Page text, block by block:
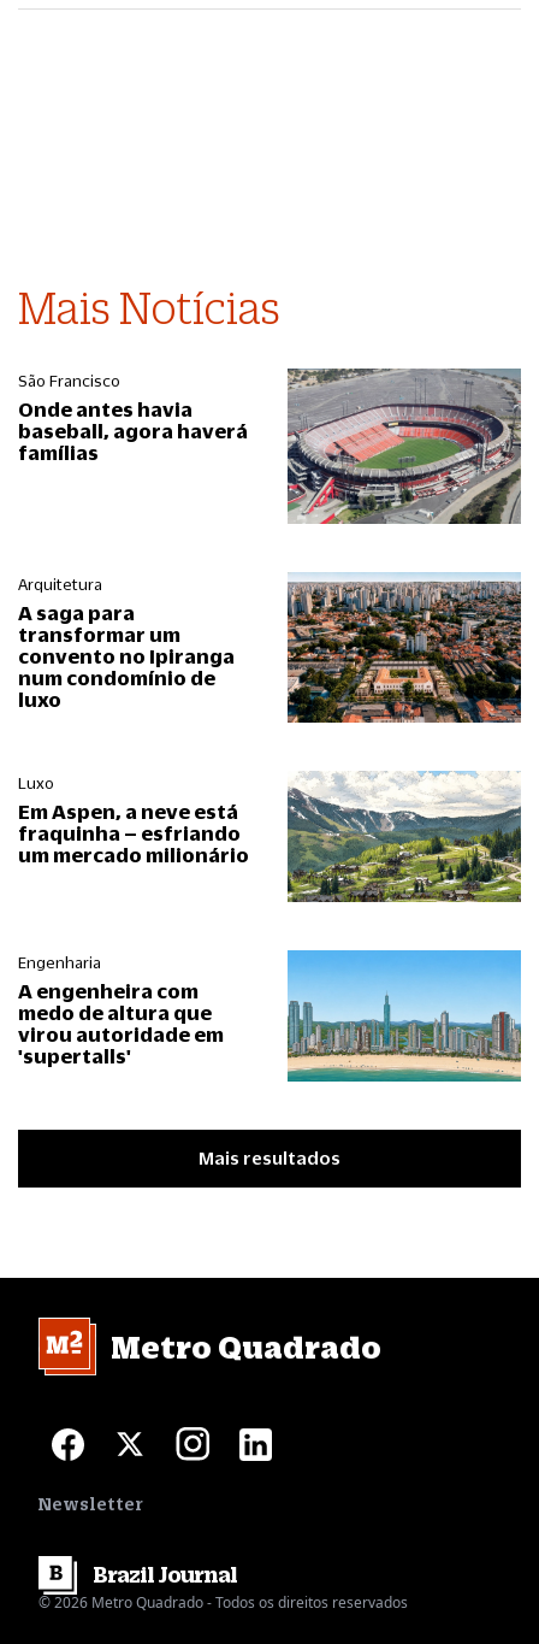
Mais Notícias
São Francisco
Onde antes havia
baseball, agora haverá
famílias
Arquitetura
A saga para
transformar um
convento no Ipiranga
num condomínio de
luxo
Luxo
Em Aspen, a neve está
fraquinha – esfriando
um mercado milionário
Engenharia
A engenheira com
medo de altura que
virou autoridade em
'supertalls'
Mais resultados
Metro Quadrado
Newsletter
© 2026 Metro Quadrado - Todos os direitos reservados
BrazilJournal